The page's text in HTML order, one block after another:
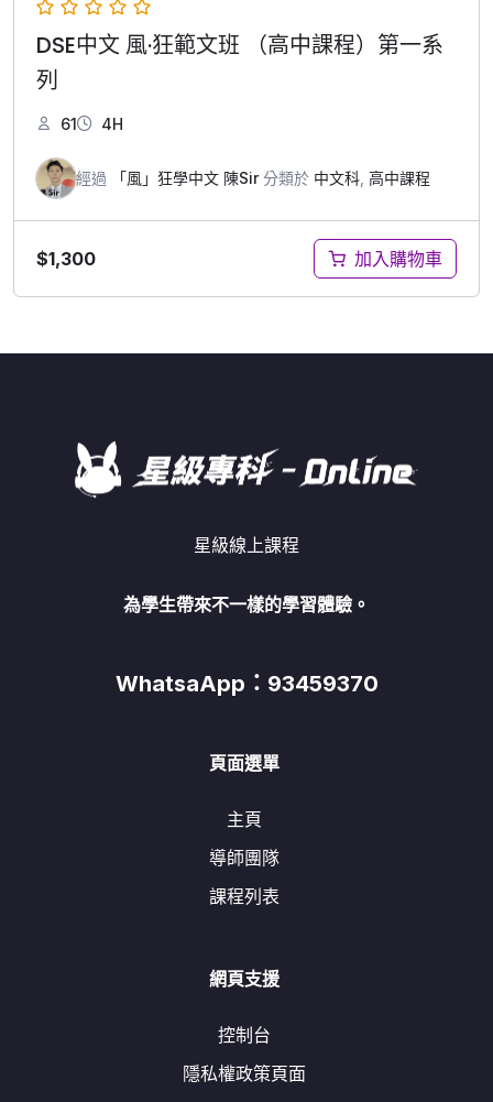
DSE中文 風·狂範文班 （高中課程）第一系
列
61 4H
經過 「風」狂學中文 陳Sir分類於 中文科 高中課程
$1,300 加入購物車
星級線上課程
為學生帶來不一樣的學習體驗。
WhatsaApp：93459370
頁面選單
主頁
導師團隊
課程列表
網頁支援
控制台
隱私權政策頁面